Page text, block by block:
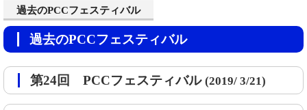
過去のPCCフェスティバル
過去のPCCフェスティバル
第24回 PCCフェスティバル (2019/ 3/21)